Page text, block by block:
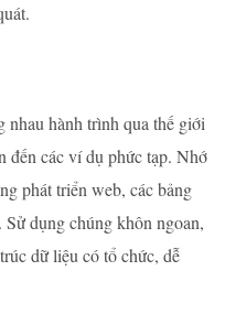
nhau hành trình qua thế giới
đến các ví dụ phức tạp. Nhớ
phát triển web, các bảng
dụng chúng khôn ngoan,
dữ liệu có tổ chức, dễ